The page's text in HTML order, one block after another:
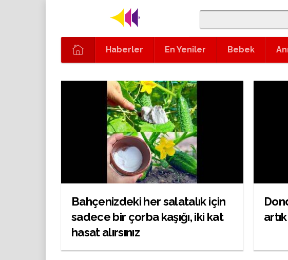
Haberler En Yeniler Bebek
Bahçenizdeki her salatalık için
sadece bir çorba kaşığı, iki kat
hasat alırsınız